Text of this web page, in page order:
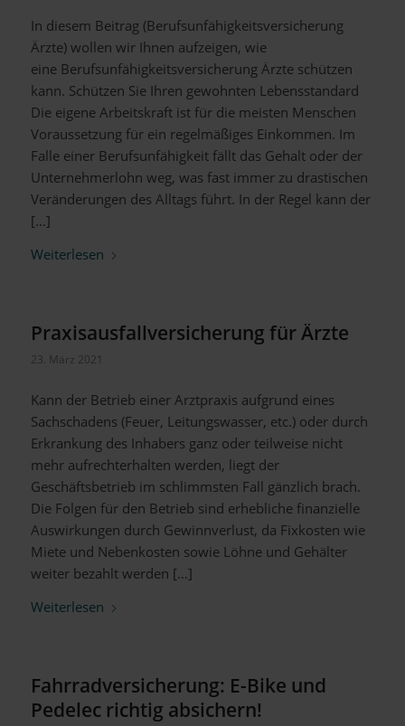
In diesem Beitrag (Berufsunfähigkeitsversicherung
Ärzte) wollen wir Ihnen aufzeigen, wie
eine Berufsunfähigkeitsversicherung Ärzte schützen
kann. Schützen Sie Ihren gewohnten Lebensstandard
Die eigene Arbeitskraft ist für die meisten Menschen
Voraussetzung für ein regelmäßiges Einkommen. Im
Falle einer Berufsunfähigkeit fällt das Gehalt oder der
Unternehmerlohn weg, was fast immer zu drastischen
Veränderungen des Alltags führt. In der Regel kann der
[…]
Weiterlesen
Praxisausfallversicherung für Ärzte
23. März 2021
Kann der Betrieb einer Arztpraxis aufgrund eines
Sachschadens (Feuer, Leitungswasser, etc.) oder durch
Erkrankung des Inhabers ganz oder teilweise nicht
mehr aufrechterhalten werden, liegt der
Geschäftsbetrieb im schlimmsten Fall gänzlich brach.
Die Folgen für den Betrieb sind erhebliche finanzielle
Auswirkungen durch Gewinnverlust, da Fixkosten wie
Miete und Nebenkosten sowie Löhne und Gehälter
weiter bezahlt werden […]
Weiterlesen
Fahrradversicherung: E-Bike und
Pedelec richtig absichern!